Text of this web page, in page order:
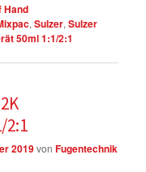
Hand
,Sulzer,Sulzer
50ml 1:1/2:1
2:1
2019vonFugentechnik